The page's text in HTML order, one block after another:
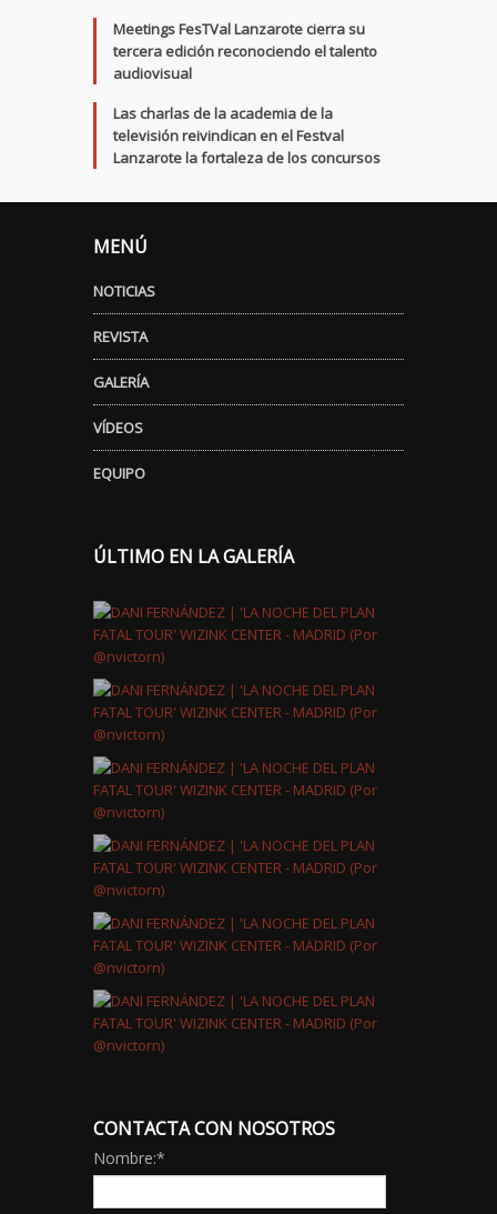
Meetings FesTVal Lanzarote cierra su
tercera edición reconociendo el talento
audiovisual
Las charlas de la academia de la
televisión reivindican en el Festval
Lanzarote la fortaleza de los concursos
MENÚ
NOTICIAS
REVISTA
GALERÍA
VÍDEOS
EQUIPO
ÚLTIMO EN LA GALERÍA
CONTACTA CON NOSOTROS
Nombre:*